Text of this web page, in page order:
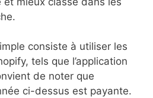
consiste à utiliser les
tels que l’application
de noter que
ci-dessus est payante.